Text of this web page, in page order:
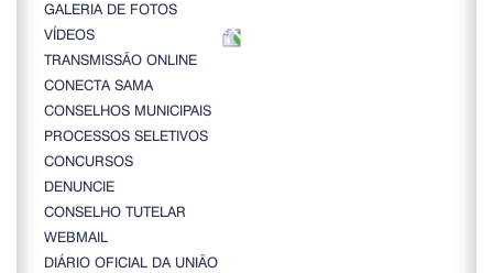
GALERIA DE FOTOS
VÍDEOS
TRANSMISSÃO ONLINE
CONECTA SAMA
CONSELHOS MUNICIPAIS
PROCESSOS SELETIVOS
CONCURSOS
DENUNCIE
CONSELHO TUTELAR
WEBMAIL
DIÁRIO OFICIAL DA UNIÃO